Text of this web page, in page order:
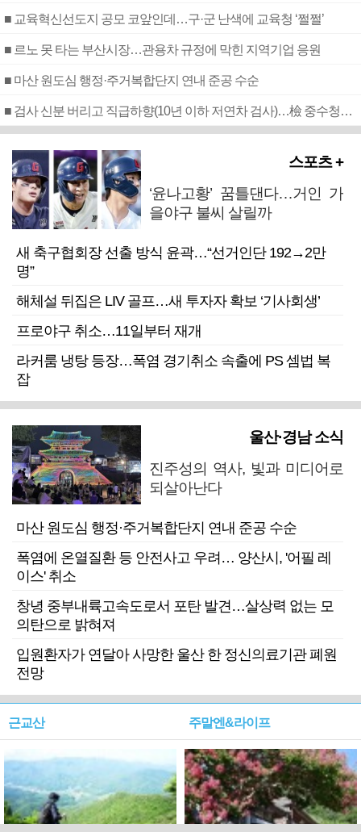
■ 교육혁신선도지 공모 코앞인데…구·군 난색에 교육청 ‘쩔쩔’
■ 르노 못 타는 부산시장…관용차 규정에 막힌 지역기업 응원
■ 마산 원도심 행정·주거복합단지 연내 준공 수순
■ 검사 신분 버리고 직급하향(10년 이하 저연차 검사)…檢 중수청행 기피
스포츠 +
‘윤나고황’ 꿈틀댄다…거인 가
을야구 불씨 살릴까
새 축구협회장 선출 방식 윤곽…“선거인단 192→2만
명”
해체설 뒤집은 LIV 골프…새 투자자 확보 ‘기사회생’
프로야구 취소…11일부터 재개
라커룸 냉탕 등장…폭염 경기취소 속출에 PS 셈법 복
잡
울산·경남 소식
진주성의 역사, 빛과 미디어로
되살아난다
마산 원도심 행정·주거복합단지 연내 준공 수순
폭염에 온열질환 등 안전사고 우려… 양산시, '어필 레
이스' 취소
창녕 중부내륙고속도로서 포탄 발견…살상력 없는 모
의탄으로 밝혀져
입원환자가 연달아 사망한 울산 한 정신의료기관 폐원
전망
근교산 주말엔&라이프